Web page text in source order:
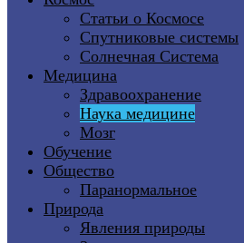
Статьи о Космосе
Спутниковые системы
Солнечная Система
Медицина
Здравоохранение
Наука медицине
Мозг
Обучение
Общество
Паранормальное
Природа
Явления природы